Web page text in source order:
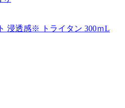
浸透感※ トライタン 300ｍL